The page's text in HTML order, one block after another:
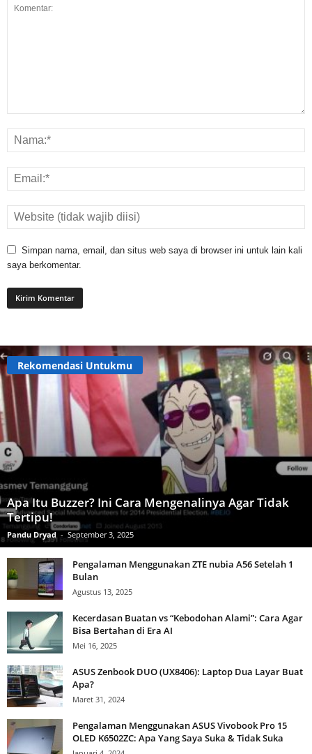
Simpan nama, email, dan situs web saya di browser ini untuk lain kali
saya berkomentar.
Rekomendasi Untukmu
Apa Itu Buzzer? Ini Cara Mengenalinya Agar Tidak
Tertipu!
Pandu Dryad - September 3, 2025
Pengalaman Menggunakan ZTE nubia A56 Setelah 1
Bulan
Agustus 13, 2025
Kecerdasan Buatan vs “Kebodohan Alami”: Cara Agar
Bisa Bertahan di Era AI
Mei 16, 2025
ASUS Zenbook DUO (UX8406): Laptop Dua Layar Buat
Apa?
Maret 31, 2024
Pengalaman Menggunakan ASUS Vivobook Pro 15
OLED K6502ZC: Apa Yang Saya Suka & Tidak Suka